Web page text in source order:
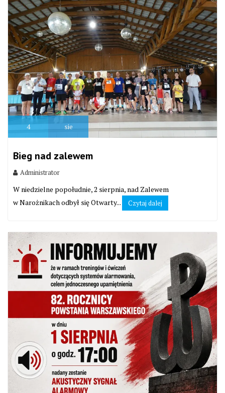
4 sie
Bieg nad zalewem
Administrator
W niedzielne popołudnie, 2 sierpnia, nad Zalewem
w Narożnikach odbył się Otwarty...
Czytaj dalej